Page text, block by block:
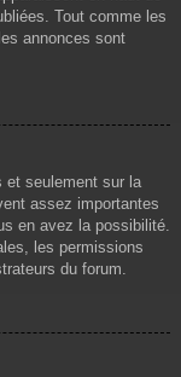
Tout comme les
annonces sont
et seulement sur la
assez importantes
en avez la possibilité.
les permissions
du forum.